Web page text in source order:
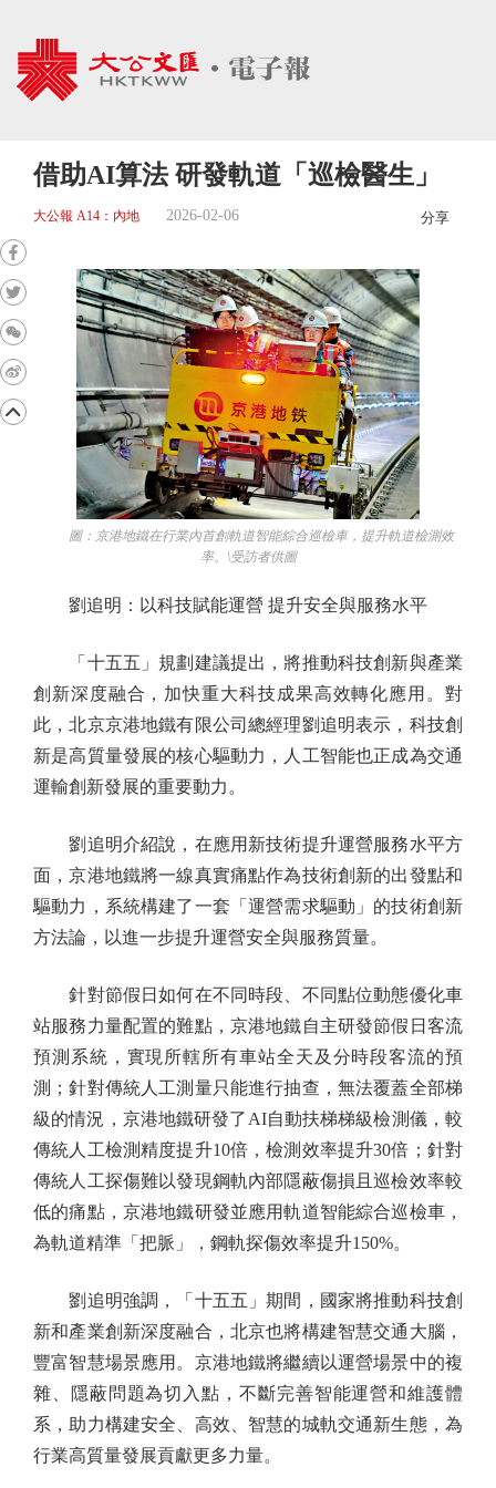
借助AI算法 研發軌道「巡檢醫生」
大公報 A14：內地 2026-02-06 分享
圖：京港地鐵在行業內首創軌道智能綜合巡檢車，提升軌道檢測效
率。\受訪者供圖
劉追明：以科技賦能運營 提升安全與服務水平
「十五五」規劃建議提出，將推動科技創新與產業
創新深度融合，加快重大科技成果高效轉化應用。對
此，北京京港地鐵有限公司總經理劉追明表示，科技創
新是高質量發展的核心驅動力，人工智能也正成為交通
運輸創新發展的重要動力。
劉追明介紹說，在應用新技術提升運營服務水平方
面，京港地鐵將一線真實痛點作為技術創新的出發點和
驅動力，系統構建了一套「運營需求驅動」的技術創新
方法論，以進一步提升運營安全與服務質量。
針對節假日如何在不同時段、不同點位動態優化車
站服務力量配置的難點，京港地鐵自主研發節假日客流
預測系統，實現所轄所有車站全天及分時段客流的預
測；針對傳統人工測量只能進行抽查，無法覆蓋全部梯
級的情況，京港地鐵研發了AI自動扶梯梯級檢測儀，較
傳統人工檢測精度提升10倍，檢測效率提升30倍；針對
傳統人工探傷難以發現鋼軌內部隱蔽傷損且巡檢效率較
低的痛點，京港地鐵研發並應用軌道智能綜合巡檢車，
為軌道精準「把脈」，鋼軌探傷效率提升150%。
劉追明強調，「十五五」期間，國家將推動科技創
新和產業創新深度融合，北京也將構建智慧交通大腦，
豐富智慧場景應用。京港地鐵將繼續以運營場景中的複
雜、隱蔽問題為切入點，不斷完善智能運營和維護體
系，助力構建安全、高效、智慧的城軌交通新生態，為
行業高質量發展貢獻更多力量。